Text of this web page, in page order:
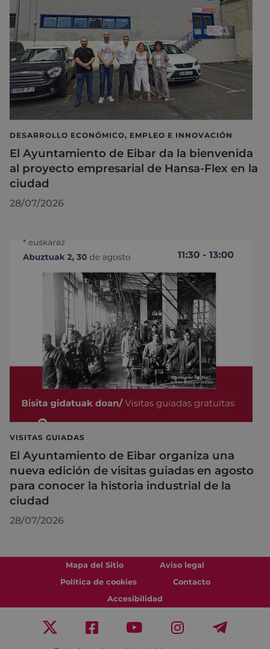
DESARROLLO ECONÓMICO, EMPLEO E INNOVACIÓN
El Ayuntamiento de Eibar da la bienvenida
al proyecto empresarial de Hansa-Flex en la
ciudad
28/07/2026
VISITAS GUIADAS
El Ayuntamiento de Eibar organiza una
nueva edición de visitas guiadas en agosto
para conocer la historia industrial de la
ciudad
28/07/2026
Mapa del Sitio
Aviso legal
Política de cookies
Contacto
Accesibilidad